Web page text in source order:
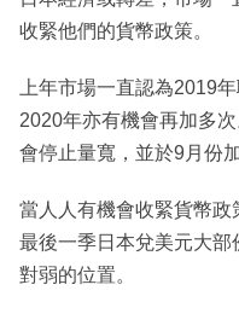
收緊他們的貨幣政策。
上年市場一直認為2019
2020年亦有機會再加多
會停止量寬，並於9月份加
當人人有機會收緊貨幣
最後一季日本兌美元大
對弱的位置。